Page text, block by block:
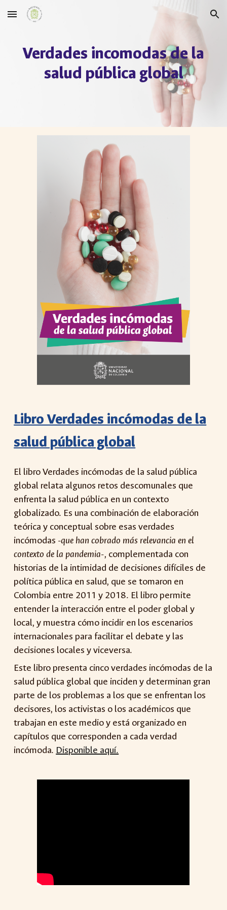
Skip to main content Skip to navigation
Verdades incomodas de la
salud pública global
Libro Verdades incómodas de la
salud pública global
El libro Verdades incómodas de la salud pública
global relata algunos retos descomunales que
enfrenta la salud pública en un contexto
globalizado. Es una combinación de elaboración
teórica y conceptual sobre esas verdades
incómodas -que han cobrado más relevancia en el
contexto de la pandemia-, complementada con
historias de la intimidad de decisiones difíciles de
política pública en salud, que se tomaron en
Colombia entre 2011 y 2018. El libro permite
entender la interacción entre el poder global y
local, y muestra cómo incidir en los escenarios
internacionales para facilitar el debate y las
decisiones locales y viceversa.
Este libro presenta cinco verdades incómodas de la
salud pública global que inciden y determinan gran
parte de los problemas a los que se enfrentan los
decisores, los activistas o los académicos que
trabajan en este medio y está organizado en
capítulos que corresponden a cada verdad
incómoda. Disponible aquí.